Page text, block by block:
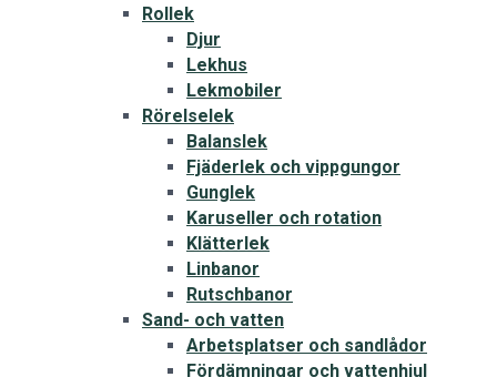
Rollek
Djur
Lekhus
Lekmobiler
Rörelselek
Balanslek
Fjäderlek och vippgungor
Gunglek
Karuseller och rotation
Klätterlek
Linbanor
Rutschbanor
Sand- och vatten
Arbetsplatser och sandlådor
Fördämningar och vattenhjul